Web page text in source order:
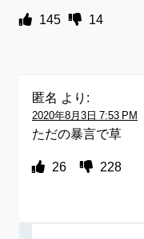
145 14
匿名 より:
2020年8月3日 7:53 PM
ただの暴言で草
26 228